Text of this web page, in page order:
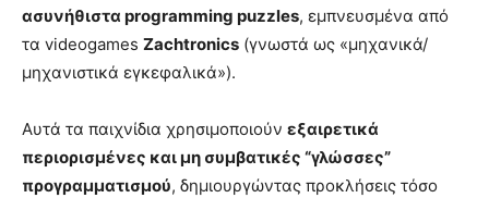
ασυνήθιστα programming puzzles, εμπνευσμένα από
τα videogames Zachtronics (γνωστά ως «μηχανικά/
μηχανιστικά εγκεφαλικά»).
Αυτά τα παιχνίδια χρησιμοποιούν εξαιρετικά
περιορισμένες και μη συμβατικές “γλώσσες”
προγραμματισμού, δημιουργώντας προκλήσεις τόσο